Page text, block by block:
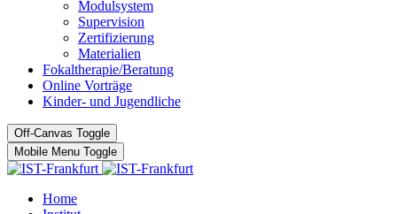
Modulsystem
Supervision
Zertifizierung
Materialien
Fokaltherapie/Beratung
Online Vorträge
Kinder- und Jugendliche
Off-Canvas Toggle
Mobile Menu Toggle
Home